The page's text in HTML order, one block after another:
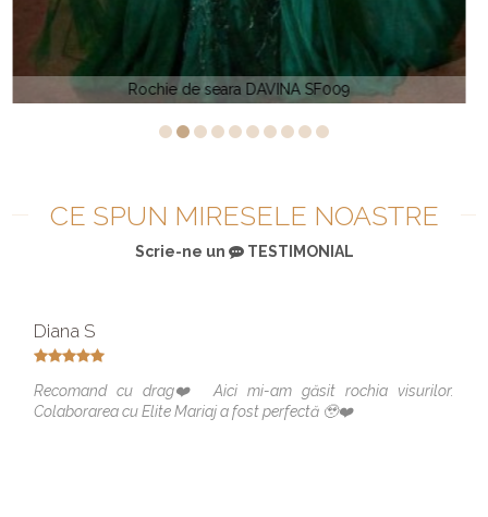
Rochia de seara printesa DAVINCI CD 721
CE SPUN MIRESELE NOASTRE
Scrie-ne un TESTIMONIAL
Diana S
Recomand cu drag❤️ Aici mi-am găsit rochia visurilor.
Colaborarea cu Elite Mariaj a fost perfectă 🥹❤️